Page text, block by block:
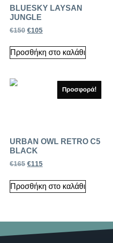
BLUESKY LAYSAN
JUNGLE
€150 €105
Προσθήκη στο καλάθι
Προσφορά!
URBAN OWL RETRO C5
BLACK
€165 €115
Προσθήκη στο καλάθι